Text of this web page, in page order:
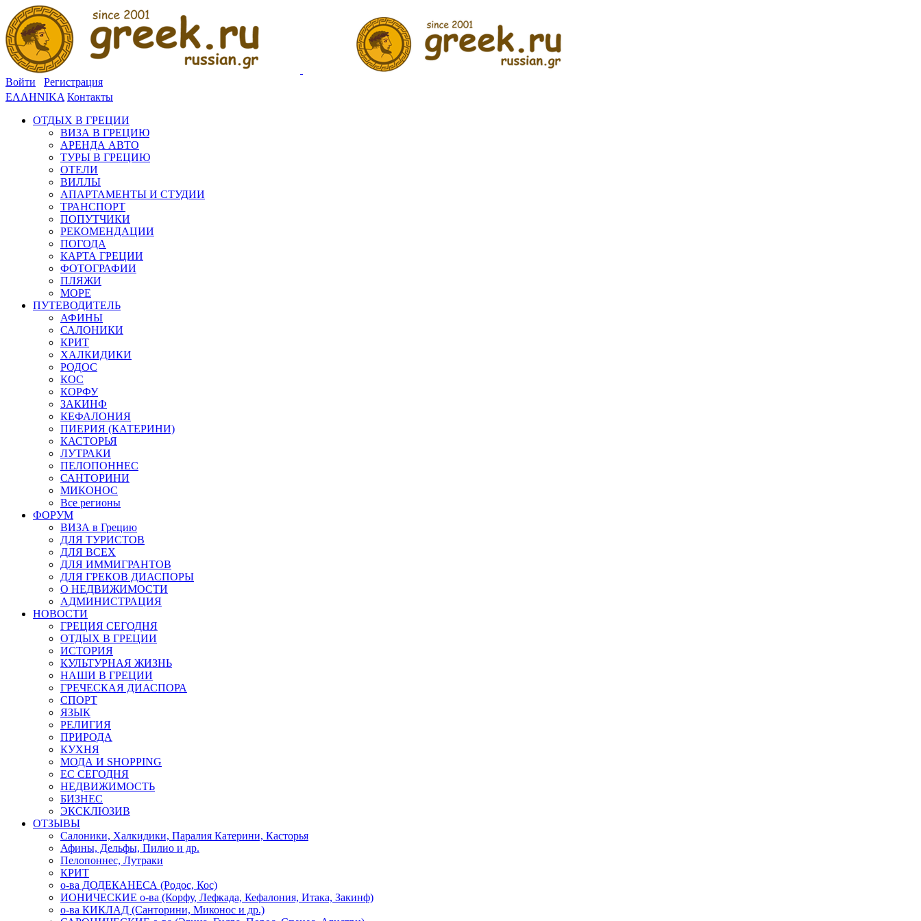
Войти
Регистрация
ΕΛΛΗΝΙΚΑ Контакты
ОТДЫХ В ГРЕЦИИ
ВИЗА В ГРЕЦИЮ
АРЕНДА АВТО
ТУРЫ В ГРЕЦИЮ
ОТЕЛИ
ВИЛЛЫ
АПАРТАМЕНТЫ И СТУДИИ
ТРАНСПОРТ
ПОПУТЧИКИ
РЕКОМЕНДАЦИИ
ПОГОДА
КАРТА ГРЕЦИИ
ФОТОГРАФИИ
ПЛЯЖИ
МОРЕ
ПУТЕВОДИТЕЛЬ
АФИНЫ
САЛОНИКИ
КРИТ
ХАЛКИДИКИ
РОДОС
КОС
КОРФУ
ЗАКИНФ
КЕФАЛОНИЯ
ПИЕРИЯ (КАТЕРИНИ)
КАСТОРЬЯ
ЛУТРАКИ
ПЕЛОПОННЕС
САНТОРИНИ
МИКОНОС
Все регионы
ФОРУМ
ВИЗА в Грецию
ДЛЯ ТУРИСТОВ
ДЛЯ ВСЕХ
ДЛЯ ИММИГРАНТОВ
ДЛЯ ГРЕКОВ ДИАСПОРЫ
О НЕДВИЖИМОСТИ
АДМИНИСТРАЦИЯ
НОВОСТИ
ГРЕЦИЯ СЕГОДНЯ
ОТДЫХ В ГРЕЦИИ
ИСТОРИЯ
КУЛЬТУРНАЯ ЖИЗНЬ
НАШИ В ГРЕЦИИ
ГРЕЧЕСКАЯ ДИАСПОРА
СПОРТ
ЯЗЫК
РЕЛИГИЯ
ПРИРОДА
КУХНЯ
МОДА И SHOPPING
ЕС СЕГОДНЯ
НЕДВИЖИМОСТЬ
БИЗНЕС
ЭКСКЛЮЗИВ
ОТЗЫВЫ
Салоники, Халкидики, Паралия Катерини, Касторья
Афины, Дельфы, Пилио и др.
Пелопоннес, Лутраки
КРИТ
о-ва ДОДЕКАНЕСА (Родос, Кос)
ИОНИЧЕСКИЕ о-ва (Корфу, Лефкада, Кефалония, Итака, Закинф)
о-ва КИКЛАД (Санторини, Миконос и др.)